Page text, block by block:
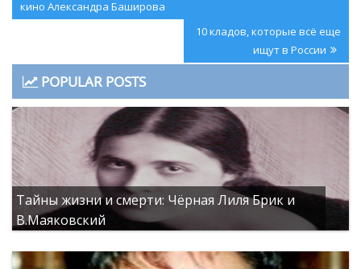
поPost:
кино Александра Баширова
Next
10 кладов, которые всё еще
ищут в России
POPULAR POSTS
Тайны жизни и смерти: Чёрная Лиля Брик и
В.Маяковский